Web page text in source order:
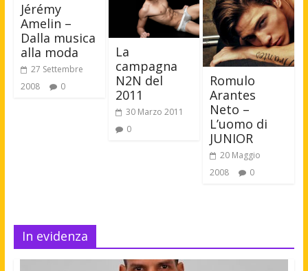
Jérémy
Amelin –
Dalla musica
alla moda
27 Settembre
2008
0
La
campagna
N2N del
2011
30 Marzo 2011
0
Romulo
Arantes
Neto –
L’uomo di
JUNIOR
20 Maggio
2008
0
In evidenza